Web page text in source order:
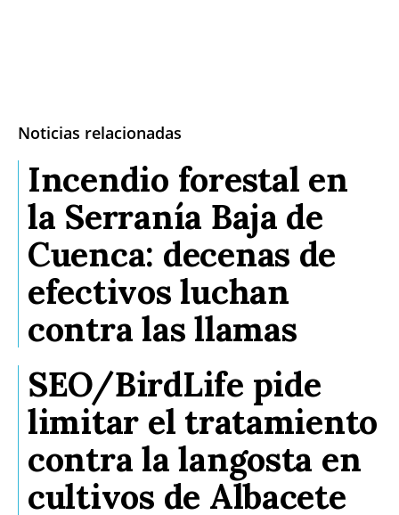
Noticias relacionadas
Incendio forestal en
la Serranía Baja de
Cuenca: decenas de
efectivos luchan
contra las llamas
SEO/BirdLife pide
limitar el tratamiento
contra la langosta en
cultivos de Albacete